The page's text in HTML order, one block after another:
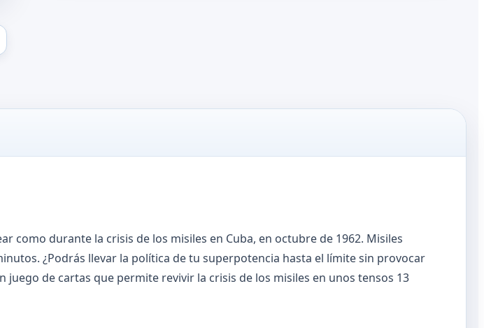
como durante la crisis de los misiles en Cuba, en octubre de 1962. Misiles
¿Podrás llevar la política de tu superpotencia hasta el límite sin provocar
de cartas que permite revivir la crisis de los misiles en unos tensos 13